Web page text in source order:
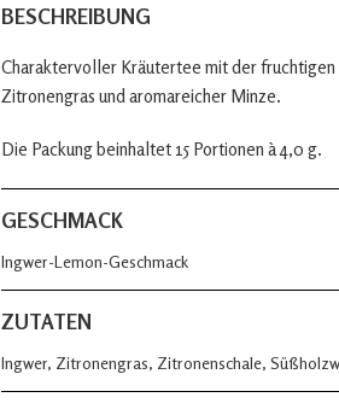
BESCHREIBUNG
Charaktervoller Kräutertee mit der
Zitronengras und aromareicher Minze.
Die Packung beinhaltet 15 Portionen à 4,0 g.
GESCHMACK
Ingwer-Lemon-Geschmack
ZUTATEN
Ingwer, Zitronengras, Zitronenschale,